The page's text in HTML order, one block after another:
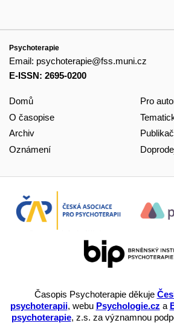
Psychoterapie
Email: psychoterapie@fss.muni.cz
E-ISSN: 2695-0200
Domů
O časopise
Archiv
Oznámení
Pro
Časopis Psychoterapie děkuje
psychoterapii, webu Psychologie.cz a
psychoterapie, z.s. za významnou